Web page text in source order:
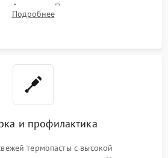
станции. Прошивка микросхемы
поврежденных портов USB
Подробнее
и профилактика
термопасты с высокой